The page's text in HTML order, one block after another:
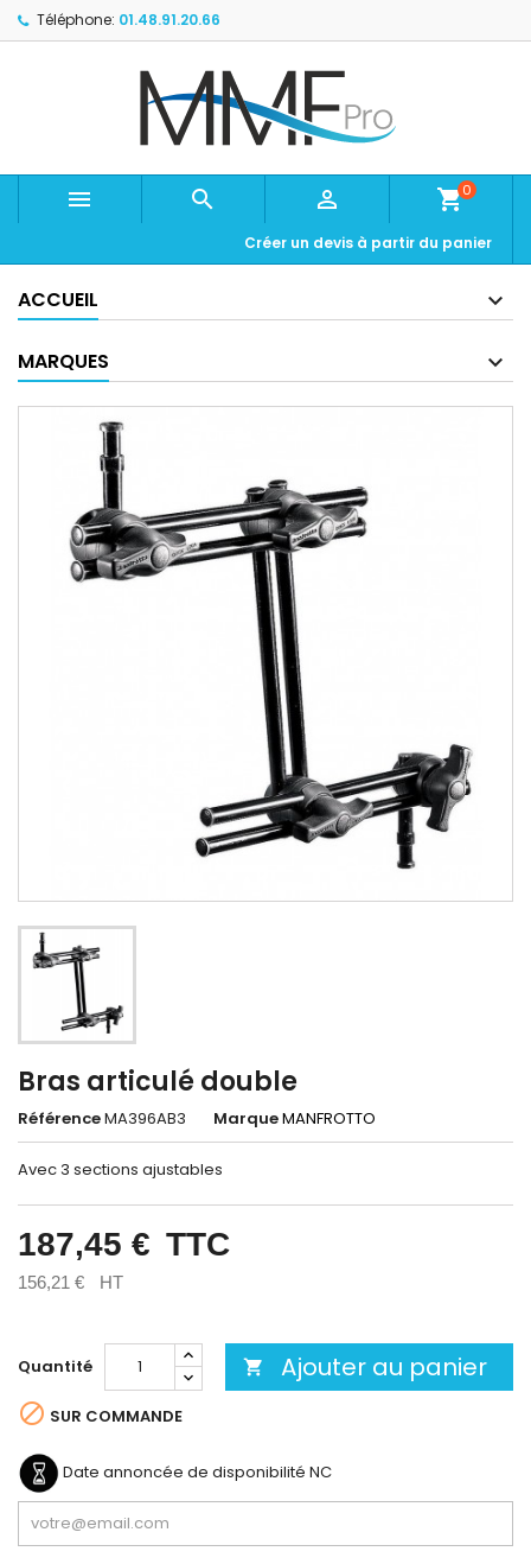
Téléphone: 01.48.91.20.66
   shopping_cart0
Créer un devis à partir du panier
ACCUEIL
MARQUES
Bras articulé double
RéférenceMA396AB3 MarqueMANFROTTO
Avec 3 sections ajustables
187,45 € TTC
156,21 € HT
Quantité  Ajouter au panier
 SUR COMMANDE
Date annoncée de disponibilité NC